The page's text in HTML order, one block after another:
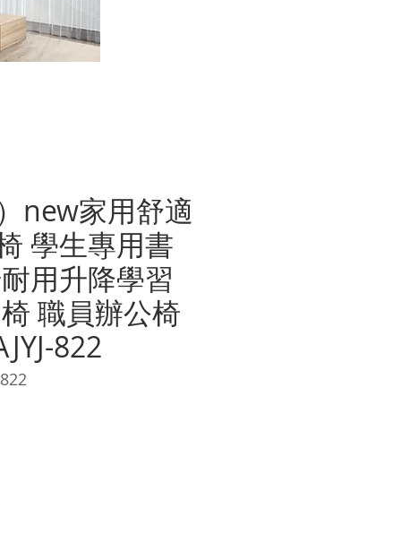
new家用舒適
學生專用書
用升降學習
職員辦公椅
822